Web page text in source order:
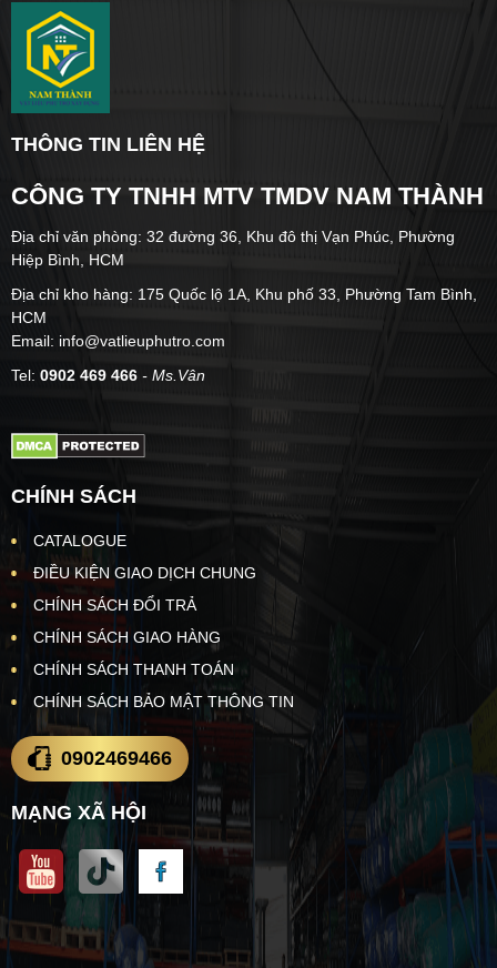
THÔNG TIN LIÊN HỆ
CÔNG TY TNHH MTV TMDV NAM THÀNH
Địa chỉ văn phòng: 32 đường 36, Khu đô thị Vạn Phúc, Phường
Hiệp Bình, HCM
Địa chỉ kho hàng: 175 Quốc lộ 1A, Khu phố 33, Phường Tam Bình,
HCM
Email: info@vatlieuphutro.com
Tel: 0902 469 466 - Ms.Vân
CHÍNH SÁCH
CATALOGUE
ĐIỀU KIỆN GIAO DỊCH CHUNG
CHÍNH SÁCH ĐỔI TRẢ
CHÍNH SÁCH GIAO HÀNG
CHÍNH SÁCH THANH TOÁN
CHÍNH SÁCH BẢO MẬT THÔNG TIN
0902469466
MẠNG XÃ HỘI